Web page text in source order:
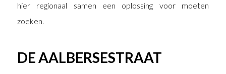
hier regionaal samen een oplossing voor moeten
zoeken.
DE AALBERSESTRAAT